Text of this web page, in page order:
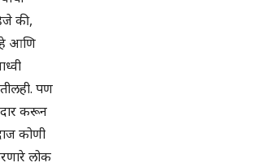
की,
आणि
पण
करून
कोणी
लोक